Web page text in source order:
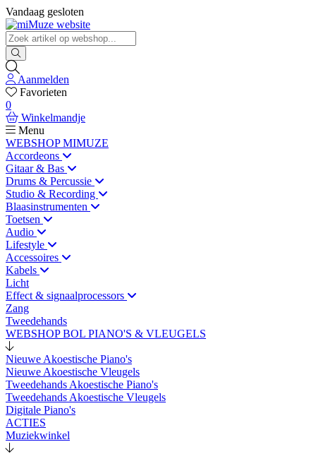
Vandaag gesloten
Aanmelden
Favorieten
0
Winkelmandje
Menu
WEBSHOP MIMUZE
Accordeons
Gitaar & Bas
Drums & Percussie
Studio & Recording
Blaasinstrumenten
Toetsen
Audio
Lifestyle
Accessoires
Kabels
Licht
Effect & signaalprocessors
Zang
Tweedehands
WEBSHOP BOL PIANO'S & VLEUGELS
Nieuwe Akoestische Piano's
Nieuwe Akoestische Vleugels
Tweedehands Akoestische Piano's
Tweedehands Akoestische Vleugels
Digitale Piano's
ACTIES
Muziekwinkel